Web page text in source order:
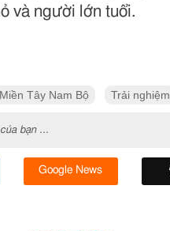
và người lớn tuổi.
Miền Tây Nam Bộ Trải nghiệm
bạn ...
Google News